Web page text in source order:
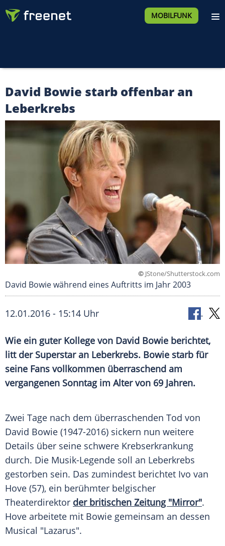
MOBILFUNK
David Bowie starb offenbar an
Leberkrebs
© JStone/Shutterstock.com
David Bowie während eines Auftritts im Jahr 2003
12.01.2016 - 15:14 Uhr
Wie ein guter Kollege von David Bowie berichtet,
litt der Superstar an Leberkrebs. Bowie starb für
seine Fans vollkommen überraschend am
vergangenen Sonntag im Alter von 69 Jahren.
Zwei Tage nach dem überraschenden Tod von
David Bowie (1947-2016) sickern nun weitere
Details über seine schwere Krebserkrankung
durch. Die Musik-Legende soll an Leberkrebs
gestorben sein. Das zumindest berichtet Ivo van
Hove (57), ein berühmter belgischer
Theaterdirektor der britischen Zeitung "Mirror".
Hove arbeitete mit Bowie gemeinsam an dessen
Musical "Lazarus".